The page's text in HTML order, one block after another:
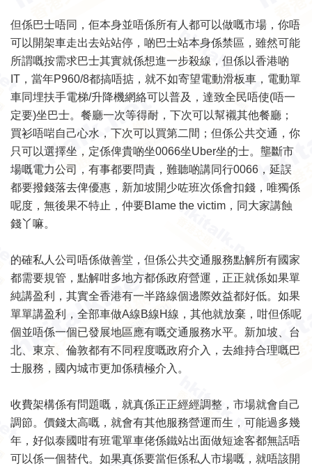
但係巴士唔同，佢本身並唔係所有人都可以做嘅市場，你唔
可以開架車走出去站站停，啲巴士站本身係禁區，雖然可能
所謂嘅按需求巴士其實就係想進一步殺線，但係以香港啲
IT，當年P960/8都搞唔掂，就不如寄望電動滑板車，電動單
車同埋扶手電梯/升降機網絡可以普及，達致全民唔使(唔一
定要)坐巴士。餐廳一次等得耐，下次可以幫襯其他餐廳；
買衫唔啱自己心水，下次可以買第二間；但係公共交通，你
只可以選擇坐，定係俾貴啲坐0066坐Uber坐的士。壟斷市
場嘅電力公司，有事都要問責，難聽啲講同行0066，延誤
都要撥錢落去俾優惠，新加坡開少咗班次係會扣錢，唯獨係
呢度，無後果不特止，仲要Blame the victim，同大家講蝕
錢丫嘛。
的確私人公司唔係做善堂，但係公共交通服務點解所有國家
都需要規管，點解咁多地方都係政府營運，正正就係如果單
純講盈利，其實全香港有一半路線個邊際效益都好低。如果
單單講盈利，全部車做A線B線H線，其他就放棄，咁但係呢
個並唔係一個已發展地區應有嘅交通服務水平。新加坡、台
北、東京、倫敦都有不同程度嘅政府介入，去維持合理嘅巴
士服務，國內城市更加係積極介入。
收費架構係有問題嘅，就真係正正經經調整，市場就會自己
調節。價錢太高嘅，就會有其他服務營運而生，可能過多幾
年，好似泰國咁有班電單車佬係鐵站出面做短途客都無話唔
可以係一個替代。如果真係要當佢係私人市場嘅，就唔該開